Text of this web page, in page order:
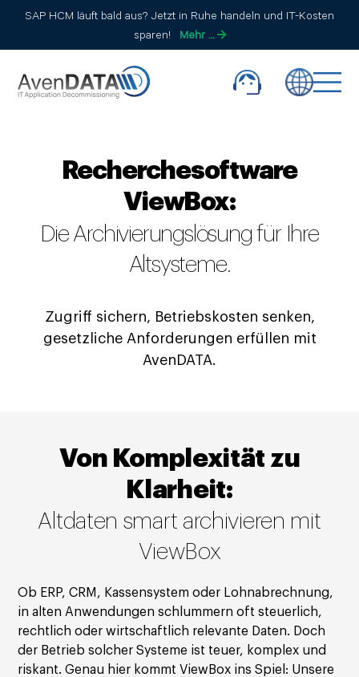
SAP HCM läuft bald aus? Jetzt in Ruhe handeln und IT-Kosten
sparen!
Mehr …
Recherchesoftware
ViewBox:
Die Archivierungslösung für Ihre
Altsysteme.
Zugriff sichern, Betriebskosten senken,
gesetzliche Anforderungen erfüllen mit
AvenDATA.
Von Komplexität zu
Klarheit:
Altdaten smart archivieren mit
ViewBox
Ob ERP, CRM, Kassensystem oder Lohnabrechnung,
in alten Anwendungen schlummern oft steuerlich,
rechtlich oder wirtschaftlich relevante Daten. Doch
der Betrieb solcher Systeme ist teuer, komplex und
riskant. Genau hier kommt ViewBox ins Spiel: Unsere